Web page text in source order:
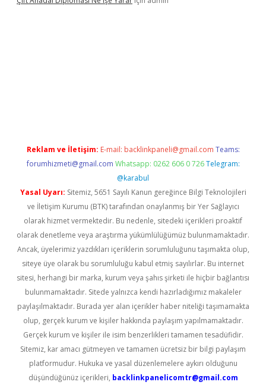
Reklam ve İletişim: E-mail: backlinkpaneli@gmail.com Teams:
forumhizmeti@gmail.com Whatsapp: 0262 606 0 726 Telegram:
@karabul
Yasal Uyarı: Sitemiz, 5651 Sayılı Kanun gereğince Bilgi Teknolojileri
ve İletişim Kurumu (BTK) tarafından onaylanmış bir Yer Sağlayıcı
olarak hizmet vermektedir. Bu nedenle, sitedeki içerikleri proaktif
olarak denetleme veya araştırma yükümlülüğümüz bulunmamaktadır.
Ancak, üyelerimiz yazdıkları içeriklerin sorumluluğunu taşımakta olup,
siteye üye olarak bu sorumluluğu kabul etmiş sayılırlar. Bu internet
sitesi, herhangi bir marka, kurum veya şahıs şirketi ile hiçbir bağlantısı
bulunmamaktadır. Sitede yalnızca kendi hazırladığımız makaleler
paylaşılmaktadır. Burada yer alan içerikler haber niteliği taşımamakta
olup, gerçek kurum ve kişiler hakkında paylaşım yapılmamaktadır.
Gerçek kurum ve kişiler ile isim benzerlikleri tamamen tesadüfidir.
Sitemiz, kar amacı gütmeyen ve tamamen ücretsiz bir bilgi paylaşım
platformudur. Hukuka ve yasal düzenlemelere aykırı olduğunu
düşündüğünüz içerikleri, backlinkpanelicomtr@gmail.com